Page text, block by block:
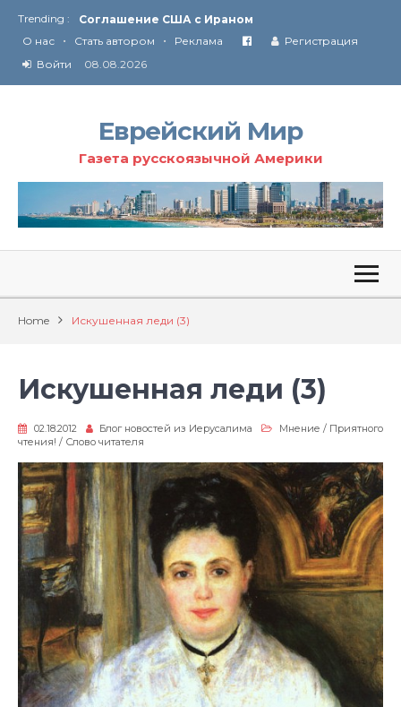
Trending :
Соглашение США с Ираном
Технология Революции в Иране
О нас • Стать автором • Реклама
Регистрация
Войти
08.08.2026
Еврейский Мир
Газета русскоязычной Америки
Home Искушенная леди (3)
Искушенная леди (3)
02.18.2012 Блог новостей из Иерусалима Мнение / Приятного
чтения! / Слово читателя